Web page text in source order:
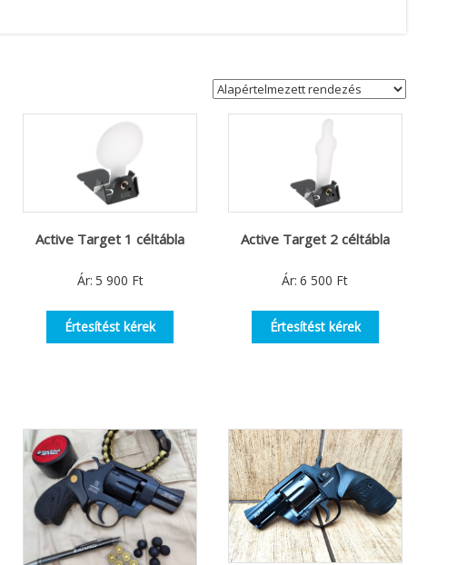
Active Target 1 céltábla
Ár: 5 900 Ft
Értesítést kérek
Active Target 2 céltábla
Ár: 6 500 Ft
Értesítést kérek